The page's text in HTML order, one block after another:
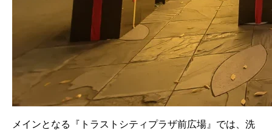
メインとなる『トラストシティプラザ前広場』では、洗